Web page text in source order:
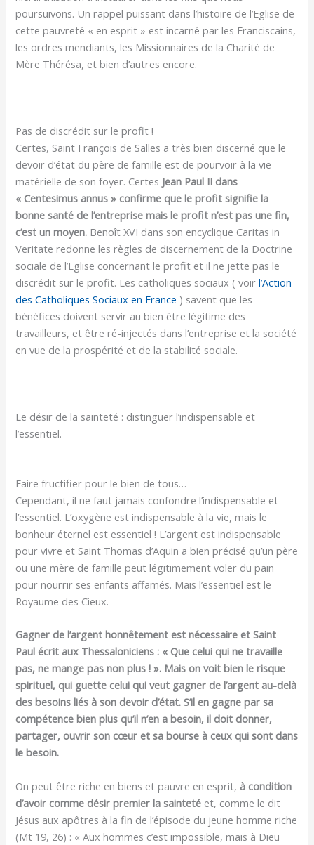
poursuivons. Un rappel puissant dans l’histoire de l’Eglise de
cette pauvreté « en esprit » est incarné par les Franciscains,
les ordres mendiants, les Missionnaires de la Charité de
Mère Thérésa, et bien d’autres encore.
Pas de discrédit sur le profit !
Certes, Saint François de Salles a très bien discerné que le
devoir d’état du père de famille est de pourvoir à la vie
matérielle de son foyer. Certes Jean Paul II dans
« Centesimus annus » confirme que le profit signifie la
bonne santé de l’entreprise mais le profit n’est pas une fin,
c’est un moyen. Benoît XVI dans son encyclique Caritas in
Veritate redonne les règles de discernement de la Doctrine
sociale de l’Eglise concernant le profit et il ne jette pas le
discrédit sur le profit. Les catholiques sociaux ( voirl’Action
des Catholiques Sociaux en France ) savent que les
bénéfices doivent servir au bien être légitime des
travailleurs, et être ré-injectés dans l’entreprise et la société
en vue de la prospérité et de la stabilité sociale.
Le désir de la sainteté : distinguer l’indispensable et
l’essentiel.
Faire fructifier pour le bien de tous…
Cependant, il ne faut jamais confondre l’indispensable et
l’essentiel. L’oxygène est indispensable à la vie, mais le
bonheur éternel est essentiel ! L’argent est indispensable
pour vivre et Saint Thomas d’Aquin a bien précisé qu’un père
ou une mère de famille peut légitimement voler du pain
pour nourrir ses enfants affamés. Mais l’essentiel est le
Royaume des Cieux.
Gagner de l’argent honnêtement est nécessaire et Saint
Paul écrit aux Thessaloniciens : « Que celui qui ne travaille
pas, ne mange pas non plus ! ». Mais on voit bien le risque
spirituel, qui guette celui qui veut gagner de l’argent au-delà
des besoins liés à son devoir d’état. S’il en gagne par sa
compétence bien plus qu’il n’en a besoin, il doit donner,
partager, ouvrir son cœur et sa bourse à ceux qui sont dans
le besoin.
On peut être riche en biens et pauvre en esprit, à condition
d’avoir comme désir premier la sainteté et, comme le dit
Jésus aux apôtres à la fin de l’épisode du jeune homme riche
(Mt 19, 26) : « Aux hommes c’est impossible, mais à Dieu